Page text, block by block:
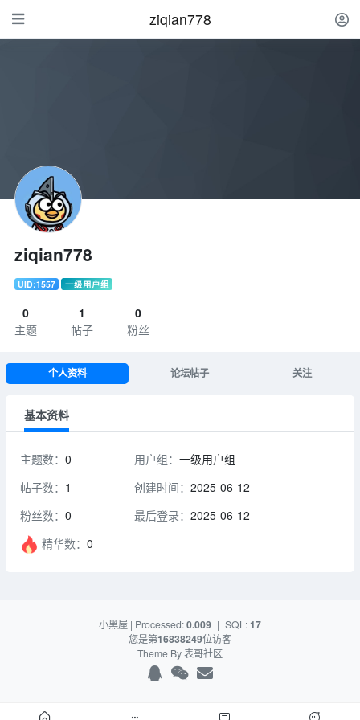
ziqian778
ziqian778
UID:1557 一级用户组
0
主题
1
帖子
0
粉丝
个人资料 论坛帖子 关注
基本资料
主题数： 0
帖子数： 1
粉丝数： 0
精华数： 0
用户组：一级用户组
创建时间：2025-06-12
最后登录：2025-06-12
小黑屋 | Processed:0.009 | SQL:17
您是第16838249位访客
Theme By表哥社区